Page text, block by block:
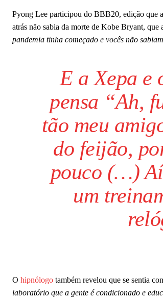
Pyong Lee participou do BBB20, edição que
atrás não sabia da morte de Kobe Bryant,
pandemia tinha começado e vocês não
E a Xepa e
pensa “Ah,
tão meu
do feijão,
pouco (…) Aí
um
O hipnólogo também revelou que se sentia
laboratório que a gente é condicionado e